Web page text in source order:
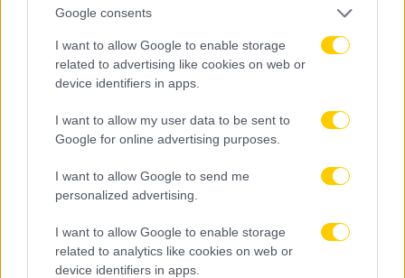
Google consents
I want to allow Google to enable storage
related to advertising like cookies on web or
device identifiers in apps.
I want to allow my user data to be sent to
Google for online advertising purposes.
I want to allow Google to send me
personalized advertising.
I want to allow Google to enable storage
related to analytics like cookies on web or
device identifiers in apps.
DEFENDER
Ο Στέπαν Ραντέλζιτς (Βοσνία-Ερζεγοβίνη)
δέχεται τις πρώτες βοήθειες.